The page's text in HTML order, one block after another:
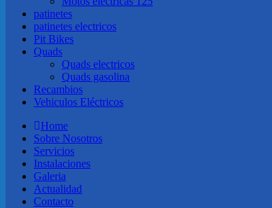
patinetes
patinetes electricos
Pit Bikes
Quads
Quads electricos
Quads gasolina
Recambios
Vehiculos Eléctricos
Home
Sobre Nosotros
Servicios
Instalaciones
Galeria
Actualidad
Contacto